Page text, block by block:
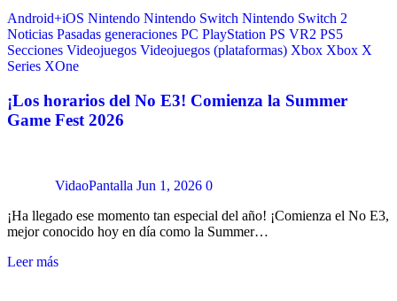
Android+iOS Nintendo Nintendo Switch Nintendo Switch 2
Noticias Pasadas generaciones PC PlayStation PS VR2 PS5
Secciones Videojuegos Videojuegos (plataformas) Xbox Xbox X
Series XOne
¡Los horarios del No E3! Comienza la Summer
Game Fest 2026
VidaoPantalla Jun 1, 2026 0
¡Ha llegado ese momento tan especial del año! ¡Comienza el No E3,
mejor conocido hoy en día como la Summer…
Leer más